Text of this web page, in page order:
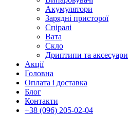
Акумулятори
Зарядні присторої
Спіралі
Вата
Скло
Дриптипи та аксесуари
Акції
Головна
Оплата і доставка
Блог
Контакти
+38 (096) 205-02-04